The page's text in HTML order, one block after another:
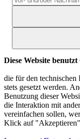
Diese Website benutzt
die für den technischen
stets gesetzt werden.
Benutzung dieser
die Interaktion mit
vereinfachen sollen,
Klick auf "Akzeptieren"